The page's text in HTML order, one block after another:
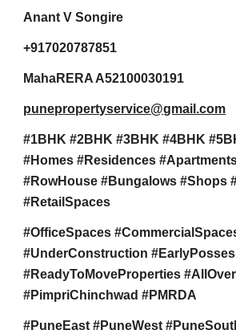
Anant V Songire
+917020787851
MahaRERA A52100030191
punepropertyservice@gmail.com
#1BHK #2BHK #3BHK #4BHK
#Homes #Residences
#RowHouse #Bungalows #Shops
#RetailSpaces
#OfficeSpaces
#UnderConstruction
#ReadyToMoveProperties
#PimpriChinchwad #PMRDA
#PuneEast #PuneWest